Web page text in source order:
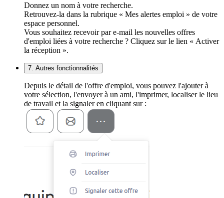
Donnez un nom à votre recherche.
Retrouvez-la dans la rubrique « Mes alertes emploi » de votre
espace personnel.
Vous souhaitez recevoir par e-mail les nouvelles offres
d'emploi liées à votre recherche ? Cliquez sur le lien « Activer
la réception ».
7. Autres fonctionnalités
Depuis le détail de l'offre d'emploi, vous pouvez l'ajouter à
votre sélection, l'envoyer à un ami, l'imprimer, localiser le lieu
de travail et la signaler en cliquant sur :